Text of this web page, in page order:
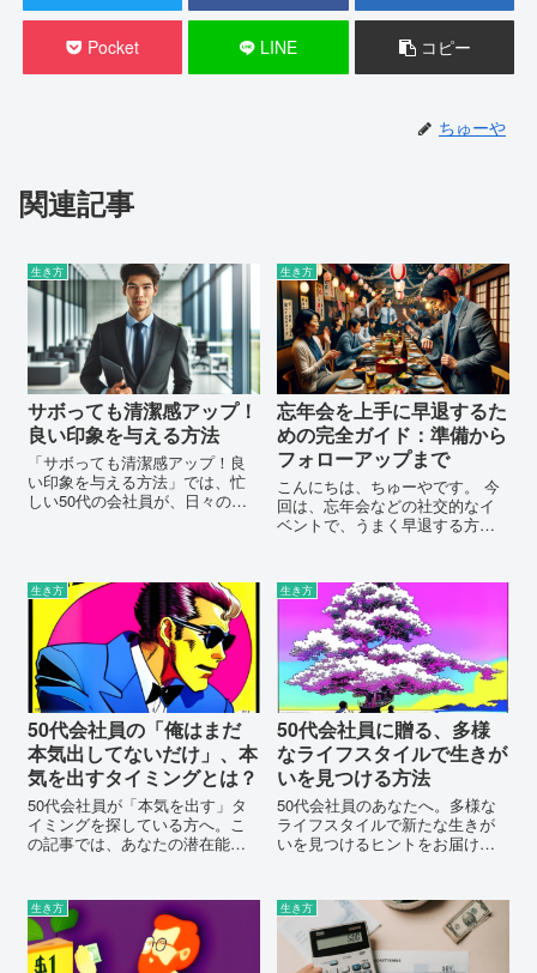
Pocket LINE コピー
ちゅーや
関連記事
生き方
サボっても清潔感アップ！
良い印象を与える方法
「サボっても清潔感アップ！良
い印象を与える方法」では、忙
しい50代の会社員が、日々の生
供します。スキンケア、ヘアケ
ア、服装選び、そして仕事とプ
ライベートのバランスの取り方
まで、忙しいあなたにぴったり
のコツを紹介します。
生き方
忘年会を上手に早退するた
めの完全ガイド：準備から
フォローアップまで
こんにちは、ちゅーやです。 今
回は、忘年会などの社交的なイ
ベントで、うまく早退する方法
指しているあなたにとって、こ
の記事はまさに必読です。 忘年
会の計画、その場で...
生き方
50代会社員の「俺はまだ
本気出してないだけ」、本
気を出すタイミングとは？
50代会社員が「本気を出す」タ
イミングを探している方へ。こ
の記事では、あなたの潜在能力
新たな一歩を、この記事から始
めてみませんか？
生き方
50代会社員に贈る、多様
なライフスタイルで生きが
いを見つける方法
50代会社員のあなたへ。多様な
ライフスタイルで新たな生きが
いを見つけるヒントをお届けし
す。
生き方 生き方